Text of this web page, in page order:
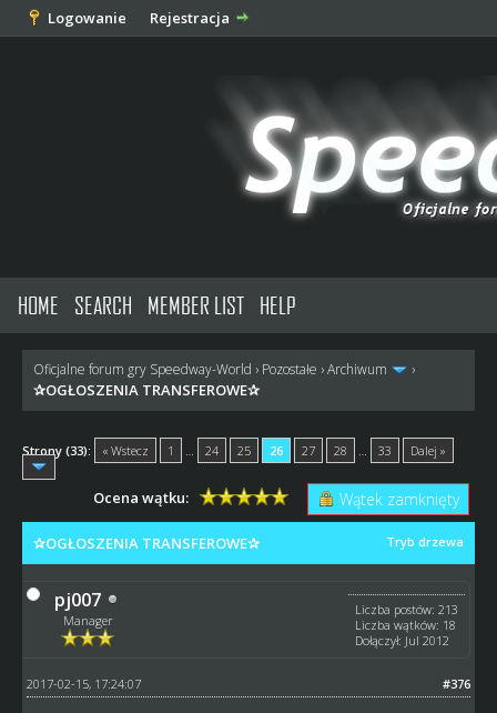
Logowanie Rejestracja
HOME SEARCH MEMBER LIST HELP
Oficjalne forum gry Speedway-World › Pozostałe ›Archiwum ›
✰OGŁOSZENIA TRANSFEROWE✰
Strony (33): « Wstecz 1 24 25 26 27 28 33 Dalej »
Wątek zamknięty
Ocena wątku:
Tryb drzewa
✰OGŁOSZENIA TRANSFEROWE✰
pj007
Manager
Liczba postów: 213
Liczba wątków: 18
Dołączył: Jul 2012
#376
2017-02-15, 17:24:07